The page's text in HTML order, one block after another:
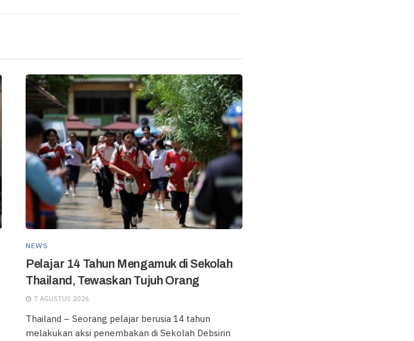
NEWS
Pelajar 14 Tahun Mengamuk di Sekolah
Thailand, Tewaskan Tujuh Orang
7 AGUSTUS 2026
Thailand – Seorang pelajar berusia 14 tahun
melakukan aksi penembakan di Sekolah Debsirin